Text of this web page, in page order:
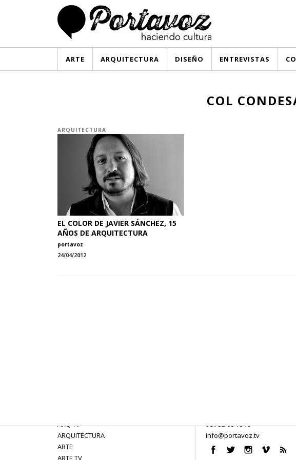
ARTE ARQUITECTURA DISEÑO ENTREVISTAS
COL
ARQUITECTURA
EL COLOR DE JAVIER SÁNCHEZ, 15
AÑOS DE ARQUITECTURA
portavoz
24/04/2012
ARQ TV
ARQUITECTURA
ARTE
ARTE TV
Tel: 52 08 18 75
info@portavoz.tv